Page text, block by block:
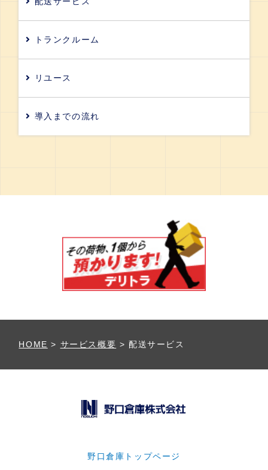
トランクルーム
リユース
導入までの流れ
HOME > サービス概要 > 配送サービス
野口倉庫トップページ